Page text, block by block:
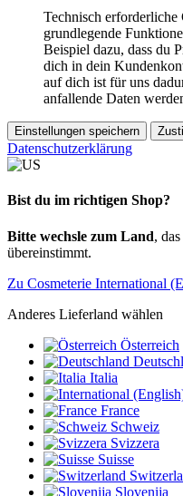
Technisch erforderliche
grundlegende
Beispiel dazu, dass du
dich in dein
auf dich ist für uns
anfallende Daten
Einstellungen speichern
Datenschutzerklärung
Bist du im richtigen Shop?
Bitte wechsle zum Land,
übereinstimmt.
Zu Cosmeterie International
Anderes Lieferland wählen
Österreich
Italia
France
Schweiz
Svizzera
Suisse
Slovenija